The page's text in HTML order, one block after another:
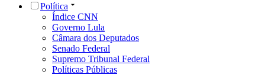
Política
Índice CNN
Governo Lula
Câmara dos Deputados
Senado Federal
Supremo Tribunal Federal
Políticas Públicas